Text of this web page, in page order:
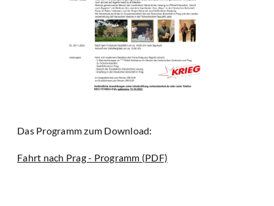
Das Programm zum Download:
Fahrt nach Prag - Programm (PDF)